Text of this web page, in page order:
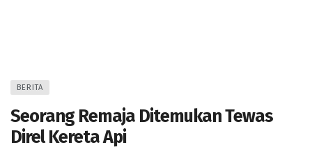
BERITA
Seorang Remaja Ditemukan Tewas
Direl Kereta Api